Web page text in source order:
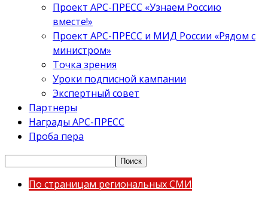
Проект АРС-ПРЕСС «Узнаем Россию
вместе!»
Проект АРС-ПРЕСС и МИД России «Рядом с
министром»
Точка зрения
Уроки подписной кампании
Экспертный совет
Партнеры
Награды АРС-ПРЕСС
Проба пера
По страницам региональных СМИ